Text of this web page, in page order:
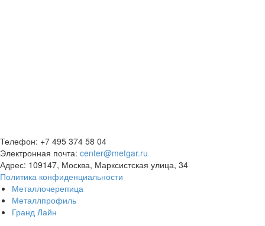
Телефон: +7 495 374 58 04
Электронная почта: center@metgar.ru
Адрес: 109147, Москва, Марксистская улица, 34
Политика конфиденциальности
Металлочерепица
Металлпрофиль
Гранд Лайн